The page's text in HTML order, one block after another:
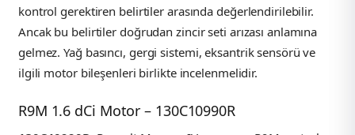
kontrol gerektiren belirtiler arasında değerlendirilebilir.
Ancak bu belirtiler doğrudan zincir seti arızası anlamına
gelmez. Yağ basıncı, gergi sistemi, eksantrik sensörü ve
ilgili motor bileşenleri birlikte incelenmelidir.
R9M 1.6 dCi Motor – 130C10990R